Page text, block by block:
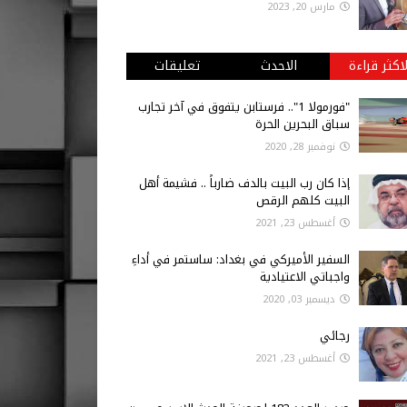
مارس 20, 2023
قراءة الاحدث تعليقات
"فورمولا 1".. فرستابن يتفوق في آخر تجارب
سباق البحرين الحرة
نوفمبر 28, 2020
إذا كان رب البيت بالدف ضارباً .. فشيمة أهل
البيت كلهم الرقص
أغسطس 23, 2021
السفير الأميركي في بغداد: ساستمر في أداءِ
واجباتي الاعتيادية
ديسمبر 03, 2020
رجائي
أغسطس 23, 2021